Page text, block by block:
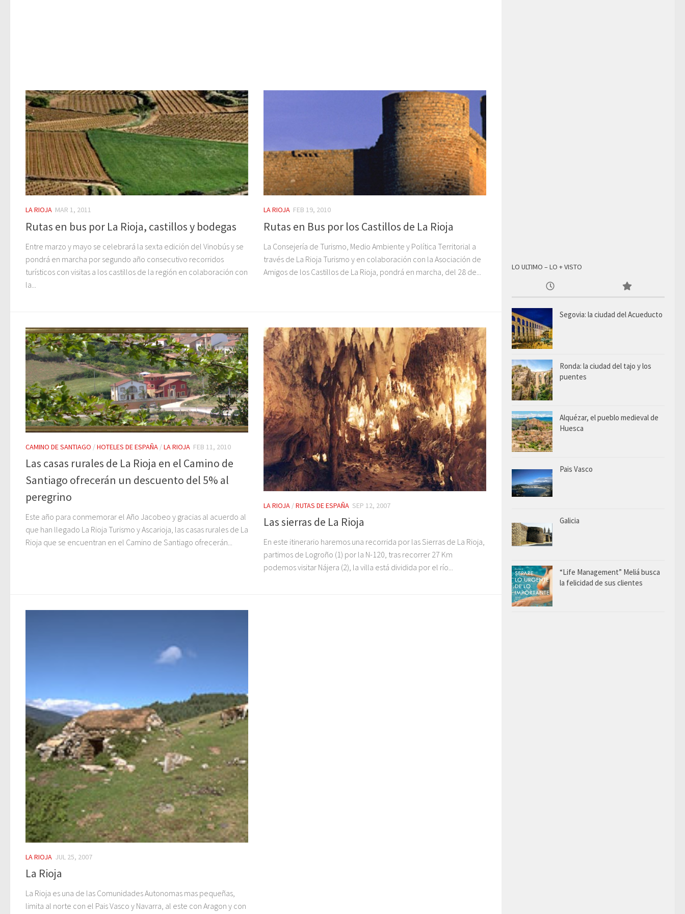
LA RIOJA MAR 1, 2011
Rutas en bus por La Rioja, castillos y bodegas
Entre marzo y mayo se celebrará la sexta edición del Vinobús y se
pondrá en marcha por segundo año consecutivo recorridos
turísticos con visitas a los castillos de la región en colaboración con
la...
LA RIOJA FEB 19, 2010
Rutas en Bus por los Castillos de La Rioja
La Consejería de Turismo, Medio Ambiente y Política Territorial a
través de La Rioja Turismo y en colaboración con la Asociación de
Amigos de los Castillos de La Rioja, pondrá en marcha, del 28 de...
CAMINO DE SANTIAGO /HOTELES DE ESPAÑA /LA RIOJA FEB 11, 2010
Las casas rurales de La Rioja en el Camino de
Santiago ofrecerán un descuento del 5% al
peregrino
Este año para conmemorar el Año Jacobeo y gracias al acuerdo al
que han llegado La Rioja Turismo y Ascarioja, las casas rurales de La
Rioja que se encuentran en el Camino de Santiago ofrecerán...
LA RIOJA /RUTAS DE ESPAÑA SEP 12, 2007
Las sierras de La Rioja
En este itinerario haremos una recorrida por las Sierras de La Rioja,
partimos de Logroño (1) por la N-120, tras recorrer 27 Km
podemos visitar Nájera (2), la villa está dividida por el río...
LA RIOJA JUL 25, 2007
La Rioja
La Rioja es una de las Comunidades Autonomas mas pequeñas,
limita al norte con el Pais Vasco y Navarra, al este con Aragon y con
LO ULTIMO – LO + VISTO
Segovia: la ciudad del Acueducto
Ronda: la ciudad del tajo y los
puentes
Alquézar, el pueblo medieval de
Huesca
Pais Vasco
Galicia
“Life Management” Meliá busca
la felicidad de sus clientes